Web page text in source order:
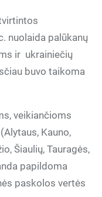
nuolaida palūkanų
ir ukrainiečių
buvo taikoma
veikiančioms
Kauno,
Šiaulių, Tauragės,
papildoma
paskolos vertės